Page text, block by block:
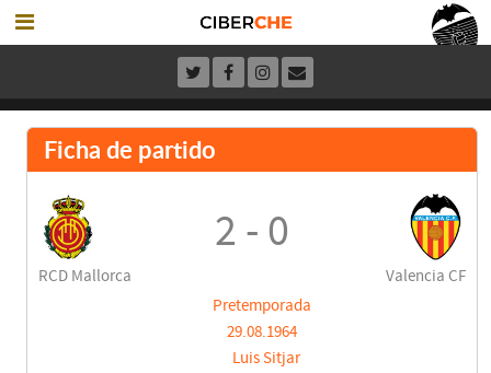
Ficha de partido
RCD Mallorca
2 - 0
Valencia CF
Pretemporada
29.08.1964
Luis Sitjar